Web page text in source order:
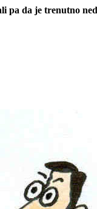
pa da je trenutno